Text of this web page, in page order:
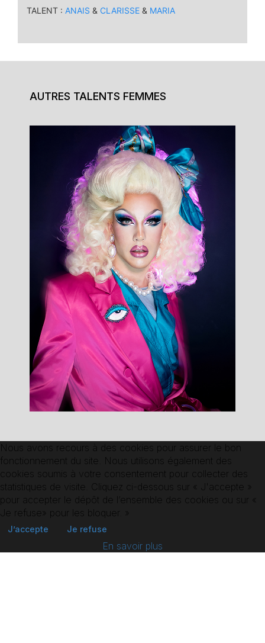
TALENT : ANAIS & CLARISSE & MARIA
AUTRES TALENTS FEMMES
France
RETOUR AUX
COMÉDIEN.NE.S
Nous avons recours à des cookies pour assurer le bon
fonctionnement du site. Nous utilisons également des
cookies soumis à votre consentement pour collecter des
statistiques de visite. Cliquez ci-dessous sur « J'accepte »
pour accepter le dépôt de l’ensemble des cookies ou sur «
Je refuse» pour les bloquer. »
J’accepte Je refuse
En savoir plus